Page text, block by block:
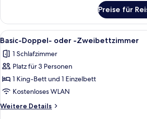
Doppel-
oder
-
Zweibettzimmer
Preise für
Alle
Fotos
für
Basic-
Doppel-
oder
-
Zweibettzimmer
1
12
Basic-Doppel- oder -Zweibettzimmer
1 Schlafzimmer
Platz für 3 Personen
1 King-Bett und 1 Einzelbett
Kostenloses WLAN
Weitere Details
Weitere